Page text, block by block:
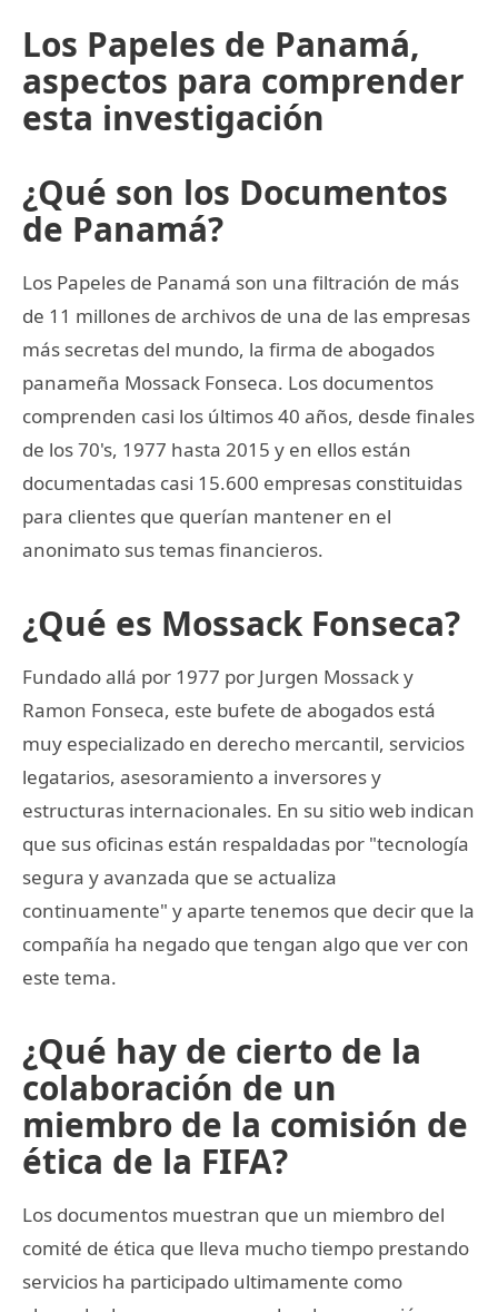
Los Papeles de Panamá,
aspectos para comprender
esta investigación
¿Qué son los Documentos
de Panamá?
Los Papeles de Panamá son una filtración de más
de 11 millones de archivos de una de las empresas
más secretas del mundo, la firma de abogados
panameña Mossack Fonseca. Los documentos
comprenden casi los últimos 40 años, desde finales
de los 70's, 1977 hasta 2015 y en ellos están
documentadas casi 15.600 empresas constituidas
para clientes que querían mantener en el
anonimato sus temas financieros.
¿Qué es Mossack Fonseca?
Fundado allá por 1977 por Jurgen Mossack y
Ramon Fonseca, este bufete de abogados está
muy especializado en derecho mercantil, servicios
legatarios, asesoramiento a inversores y
estructuras internacionales. En su sitio web indican
que sus oficinas están respaldadas por "tecnología
segura y avanzada que se actualiza
continuamente" y aparte tenemos que decir que la
compañía ha negado que tengan algo que ver con
este tema.
¿Qué hay de cierto de la
colaboración de un
miembro de la comisión de
ética de la FIFA?
Los documentos muestran que un miembro del
comité de ética que lleva mucho tiempo prestando
servicios ha participado ultimamente como